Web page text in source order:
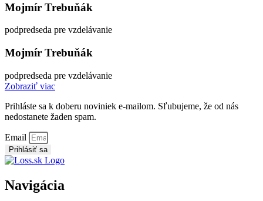
Mojmír Trebuňák
podpredseda pre vzdelávanie
Mojmír Trebuňák
podpredseda pre vzdelávanie
Zobraziť viac
Prihláste sa k doberu noviniek e-mailom. Sľubujeme, že od nás
nedostanete žaden spam.
Email
Prihlásiť sa
Navigácia